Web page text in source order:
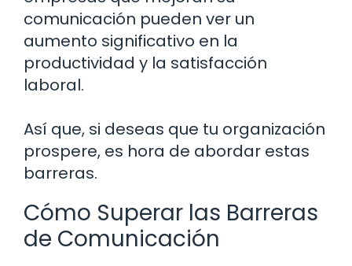
comunicación pueden ver un
aumento significativo en la
productividad y la satisfacción
laboral.
Así que, si deseas que tu organización
prospere, es hora de abordar estas
barreras.
Cómo Superar las Barreras
de Comunicación